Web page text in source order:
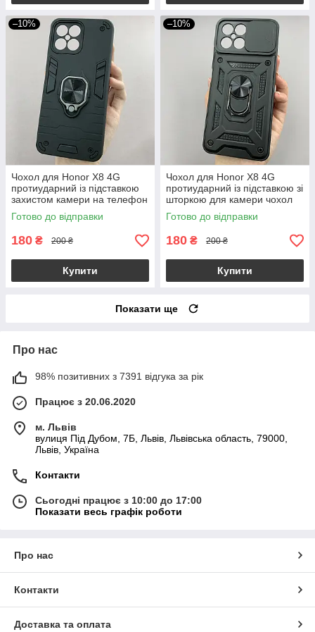
–10%
Чохол для Honor X8 4G
протиударний із підставкою
захистом камери на телефон
хонор х8 4г чорний q4l
Готово до відправки
180 ₴ 200 ₴
Купити
–10%
Чохол для Honor X8 4G
протиударний із підставкою зі
шторкою для камери чохол
на хонор х8 4г чорний crt
Готово до відправки
180 ₴ 200 ₴
Купити
Показати ще
Про нас
98% позитивних з 7391 відгука за рік
Працює з 20.06.2020
м. Львів
вулиця Під Дубом, 7Б, Львів, Львівська область, 79000,
Львів, Україна
Контакти
Сьогодні працює з 10:00 до 17:00
Показати весь графік роботи
Про нас
Контакти
Доставка та оплата